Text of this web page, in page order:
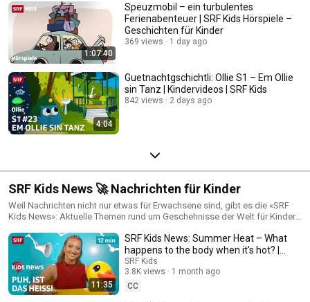
1:07:40
Speuzmobil – ein turbulentes
Ferienabenteuer | SRF Kids Hörspiele –
Geschichten für Kinder
369 views 1 day ago
4:04
Guetnachtgschichtli: Ollie S1 – Em Ollie
sin Tanz | Kindervideos | SRF Kids
842 views 2 days ago
SRF Kids News 🚀 Nachrichten für Kinder
Weil Nachrichten nicht nur etwas für Erwachsene sind, gibt es die «SRF
Kids News»: Aktuelle Themen rund um Geschehnisse der Welt für Kinder.
11:35
SRF Kids News: Summer Heat – What
happens to the body when it's hot? |
News for Kids
SRF Kids
3.8K views
1 month ago
CC